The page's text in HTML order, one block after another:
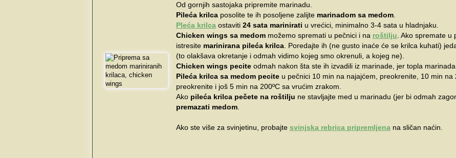
Od gornjih sastojaka pripremite marinadu.
Pileća krilca posolite te ih posoljene zalijte marinadom sa medom
Pleća krilca ostaviti 24 sata marinirati u vrećici, minimalno 3-4 sata u hladnjaku.
Chicken wings sa medom možemo spremati u pečnici i na roštilju . Ako spremate
istresite marinirana pileća krilca . Poredajte ih (ne gusto inaće će se krilca kuhati)
(to olakšava okretanje i odmah vidimo kojeg smo okrenuli, a kojeg ne).
Chicken wings pecite odmah nakon šta ste ih izvadili iz marinade, jer topla
Pileća krilca sa medom pecite u pečnici 10 min na najajćem, preokrenite, 10 min
preokrenite i još 5 min na 200ºC sa vrućim zrakom.
Ako pileća krilca pečete na roštilju ne stavljajte med u marinadu (jer bi odmah
premazati medom
Ako ste više za svinjetinu, probajte svinjska rebrica pripremljena na sličan naćin.